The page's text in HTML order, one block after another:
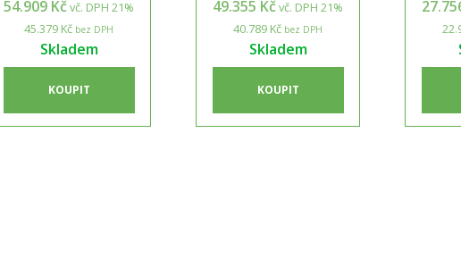
54.909 Kčvč. DPH 21%
45.379 Kč bez DPH
Skladem
KOUPIT
49.355 Kčvč. DPH 21%
40.789 Kč bez DPH
Skladem
KOUPIT